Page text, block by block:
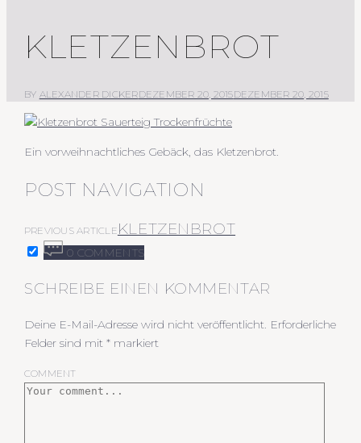
KLETZENBROT
BY ALEXANDER DICKERDEZEMBER 20, 2015DEZEMBER 20, 2015
Ein vorweihnachtliches Gebäck, das Kletzenbrot.
POST NAVIGATION
PREVIOUS ARTICLE KLETZENBROT
0 COMMENTS
SCHREIBE EINEN KOMMENTAR
Deine E-Mail-Adresse wird nicht veröffentlicht. Erforderliche
Felder sind mit * markiert
COMMENT